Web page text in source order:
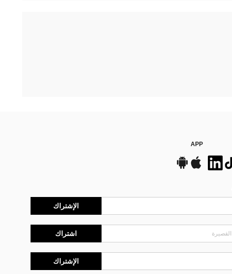
APP
الإشتراك
اشتراك
الإشتراك